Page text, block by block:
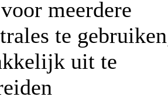
meerdere
te
uit te